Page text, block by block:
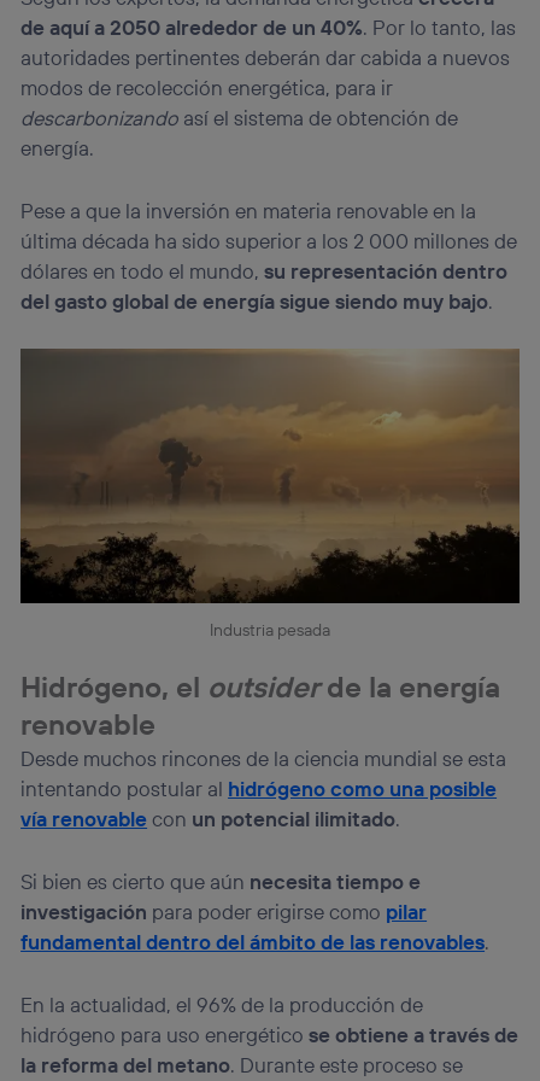
de aquí a 2050 alrededor de un 40%. Por lo tanto, las
autoridades pertinentes deberán dar cabida a nuevos
modos de recolección energética, para ir
descarbonizando así el sistema de obtención de
energía.
Pese a que la inversión en materia renovable en la
última década ha sido superior a los 2 000 millones de
dólares en todo el mundo,su representación dentro
del gasto global de energía sigue siendo muy bajo.
Industria pesada
Hidrógeno, el outsiderde la energía
renovable
Desde muchos rincones de la ciencia mundial se esta
intentando postular al hidrógeno como una posible
vía renovablecon un potencial ilimitado.
Si bien es cierto que aún necesita tiempo e
investigación para poder erigirse como pilar
fundamental dentro del ámbito de las renovables.
En la actualidad, el 96% de la producción de
hidrógeno para uso energéticose obtiene a través de
la reforma del metano. Durante este proceso se
Si utilizas unaconexión de banda ancha(p. ej., Wi-Fi),
el marketing o análisis se realizará en función de las
actividades de navegación de los miembros del hogar
que hayan dado su consentimiento.
Si utilizas
datos móviles , el marketing será más
personalizado, ya que se basará únicamente en la
navegación del usuario del móvil.
“Administrar Utiq” en la parte inferior de esta página web o
visitando el portal de privacidad de Utiq
(“consenthub”). Para más información, consulta
la política de privacidad de Utiq.